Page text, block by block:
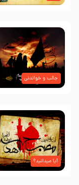
جالب و خواندنی
آیا میدانید؟